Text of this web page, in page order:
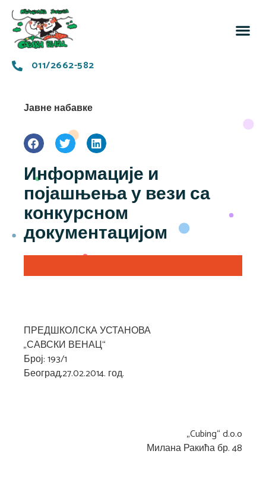
011/2662-582
Јавне набавке
Информације и
појашњења у вези са
конкурсном
документацијом
ПРЕДШКОЛСКА УСТАНОВА
„САВСКИ ВЕНАЦ“
Број: 193/1
Београд,27.02.2014. год.
„Cubing“ d.o.o
Милана Ракића бр. 48